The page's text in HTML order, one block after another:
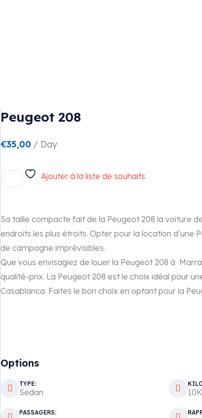
Peugeot 208
€35,00 / Day
Ajouter à la liste de souhaits
Sa taille compacte fait de la Peugeot 208 la voiture
endroits les plus étroits. Opter pour la location
de campagne imprévisibles.
Que vous envisagiez de louer la Peugeot 208 à
qualité-prix. La Peugeot 208 est le choix idéal pour
Casablanca. Faites le bon choix en optant pour la
Options
TYPE:
Sedan
PASSAGERS: